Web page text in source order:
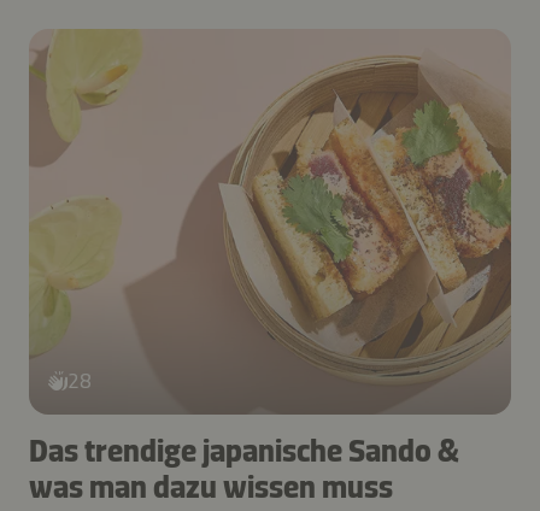
28
Das trendige japanische Sando &
was man dazu wissen muss